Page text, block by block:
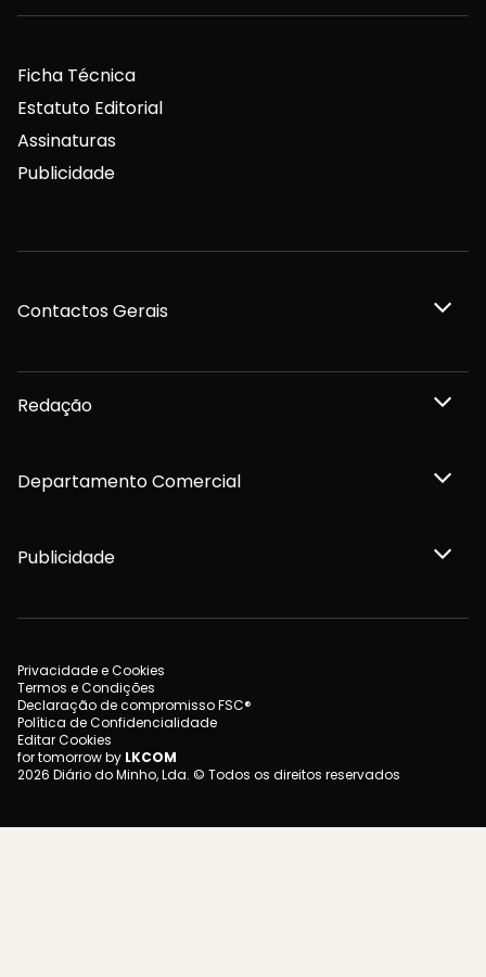
Ficha Técnica
Estatuto Editorial
Assinaturas
Publicidade
Contactos Gerais
Redação
Departamento Comercial
Publicidade
Privacidade e Cookies
Termos e Condições
Declaração de compromisso FSC®
Política de Confidencialidade
Editar Cookies
for tomorrow by LKCOM
2026 Diário do Minho, Lda. © Todos os direitos reservados